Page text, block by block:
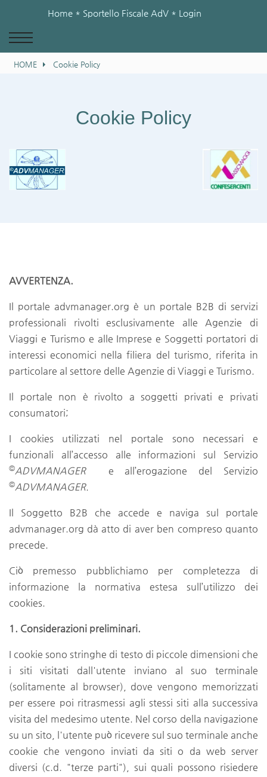
Home * Sportello Fiscale AdV * Login
HOME Cookie Policy
Cookie Policy
AVVERTENZA.
Il portale advmanager.org è un portale B2B di servizi
professionali rivolti esclusivamente alle Agenzie di
Viaggi e Turismo e alle Imprese e Soggetti portatori di
interessi economici nella filiera del turismo, riferita in
particolare al settore delle Agenzie di Viaggi e Turismo.
Il portale non è rivolto a soggetti privati e privati
consumatori;
I cookies utilizzati nel portale sono necessari e
funzionali all’accesso alle informazioni sul Servizio
©ADVMANAGERe all’erogazione del Servizio
©ADVMANAGER.
Il Soggetto B2B che accede e naviga sul portale
advmanager.org dà atto di aver ben compreso quanto
precede.
Ciò premesso pubblichiamo per completezza di
informazione la normativa estesa sull’utilizzo dei
cookies.
1. Considerazioni preliminari.
I cookie sono stringhe di testo di piccole dimensioni che
i siti visitati dall'utente inviano al suo terminale
(solitamente al browser), dove vengono memorizzati
per essere poi ritrasmessi agli stessi siti alla successiva
visita del medesimo utente. Nel corso della navigazione
su un sito, l'utente può ricevere sul suo terminale anche
cookie che vengono inviati da siti o da web server
diversi (c.d. "terze parti"), sui quali possono risiedere